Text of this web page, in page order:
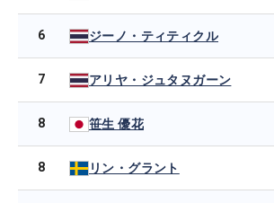
6 ジーノ・ティティクル
7 アリヤ・ジュタヌガーン
8 笹生 優花
8 リン・グラント